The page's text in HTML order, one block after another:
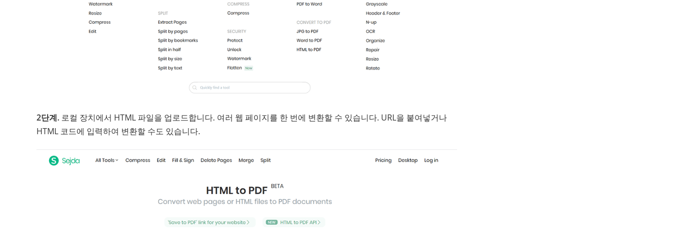
2단계. 로컬 장치에서 HTML 파일을 업로드합니다. 여러 웹 페이지를 한 번에 변환할 수 있습니다. URL을 붙여넣거나
HTML 코드에 입력하여 변환할 수도 있습니다.